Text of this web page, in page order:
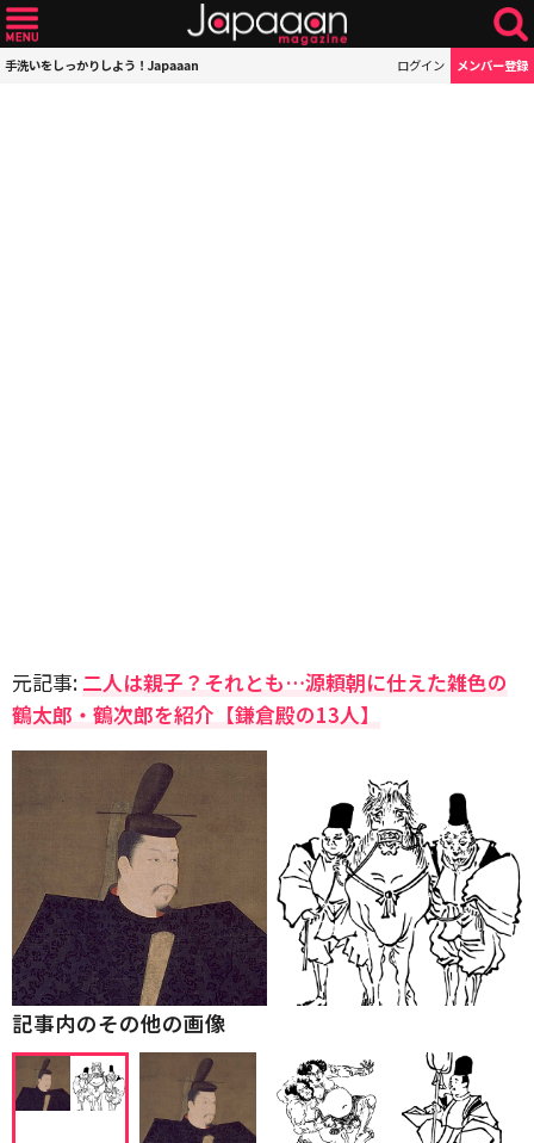
手洗いをしっかりしよう！Japaaan ログイン メンバー登録
元記事:二人は親子？それとも…源頼朝に仕えた雑色の
鶴太郎・鶴次郎を紹介【鎌倉殿の13人】
記事内のその他の画像